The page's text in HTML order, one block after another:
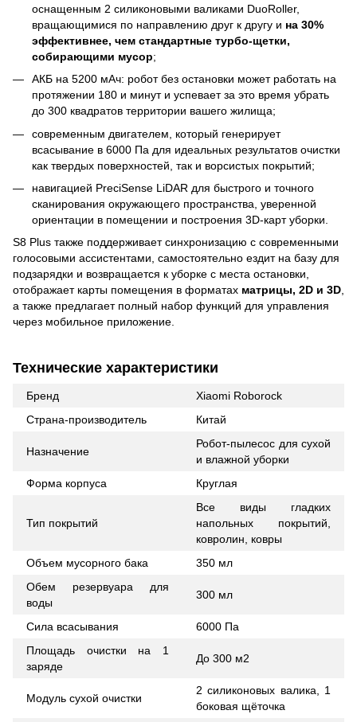
оснащенным 2 силиконовыми валиками DuoRoller,
вращающимися по направлению друг к другу и на 30%
эффективнее, чем стандартные турбо-щетки,
собирающими мусор;
АКБ на 5200 мАч: робот без остановки может работать на
протяжении 180 и минут и успевает за это время убрать
до 300 квадратов территории вашего жилища;
современным двигателем, который генерирует
всасывание в 6000 Па для идеальных результатов очистки
как твердых поверхностей, так и ворсистых покрытий;
навигацией PreciSense LiDAR для быстрого и точного
сканирования окружающего пространства, уверенной
ориентации в помещении и построения 3D-карт уборки.
S8 Plus также поддерживает синхронизацию с современными
голосовыми ассистентами, самостоятельно ездит на базу для
подзарядки и возвращается к уборке с места остановки,
отображает карты помещения в форматах матрицы, 2D и 3D,
а также предлагает полный набор функций для управления
через мобильное приложение.
Технические характеристики
Бренд
Xiaomi Roborock
Страна-производитель
Китай
Назначение
Робот-пылесос для сухой
и влажной уборки
Форма корпуса
Круглая
Тип покрытий
Все виды гладких
напольных покрытий,
ковролин, ковры
Объем мусорного бака
350 мл
Обем резервуара для
воды
300 мл
Сила всасывания
6000 Па
Площадь очистки на 1
заряде
До 300 м2
Модуль сухой очистки
2 силиконовых валика, 1
боковая щёточка